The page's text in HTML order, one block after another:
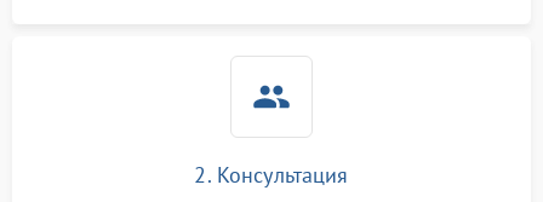
1000 ₽
2. Консультация